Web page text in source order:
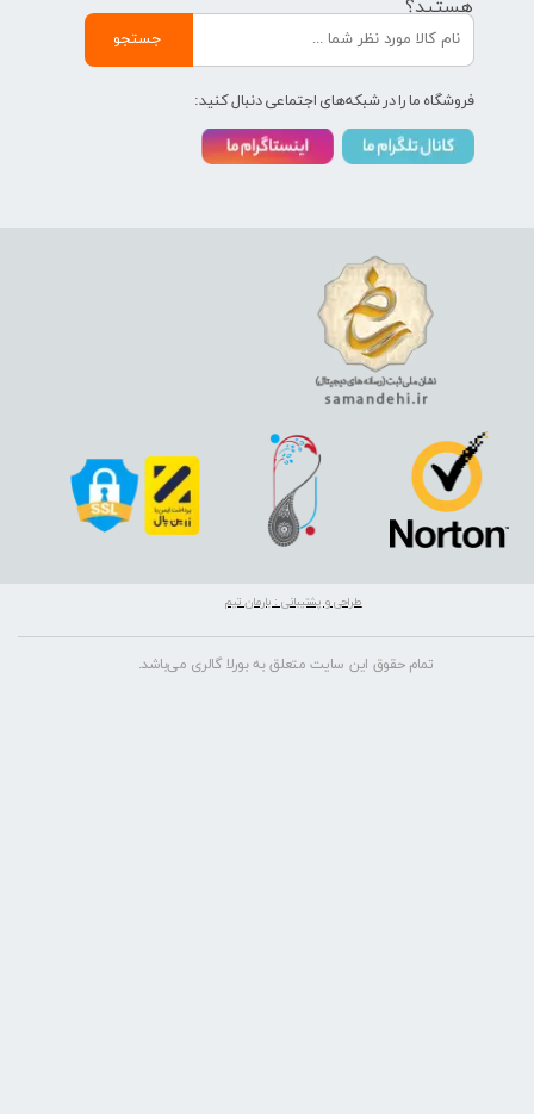
تمام حقوق این سایت متعلق به بورلا گالری می‌باشد.
طراحی و پشتیبانی : بارمان تیم
هستید؟
جستجو
فروشگاه ما را در شبکه‌های اجتماعی دنبال کنید: